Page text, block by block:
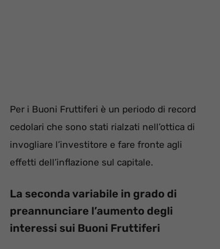
Per i Buoni Fruttiferi è un periodo di record
cedolari che sono stati rialzati nell’ottica di
invogliare l’investitore e fare fronte agli
effetti dell’inflazione sul capitale.
La seconda variabile in grado di
preannunciare l’aumento degli
interessi sui Buoni Fruttiferi